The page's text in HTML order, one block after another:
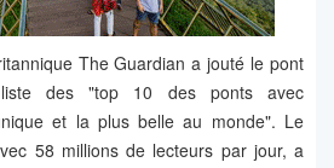
The Guardian a jouté le pont
des "top 10 des ponts avec
et la plus belle au monde". Le
58 millions de lecteurs par jour, a